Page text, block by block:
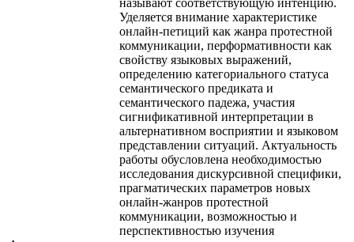
называют соответствующую интенцию.
Уделяется внимание характеристике
онлайн-петиций как жанра протестной
коммуникации, перформативности как
свойству языковых выражений,
определению категориального статуса
семантического предиката и
семантического падежа, участия
сигнификативной интерпретации в
альтернативном восприятии и языковом
представлении ситуаций. Актуальность
работы обусловлена необходимостью
исследования дискурсивной специфики,
прагматических параметров новых
онлайн-жанров протестной
коммуникации, возможностью и
перспективностью изучения